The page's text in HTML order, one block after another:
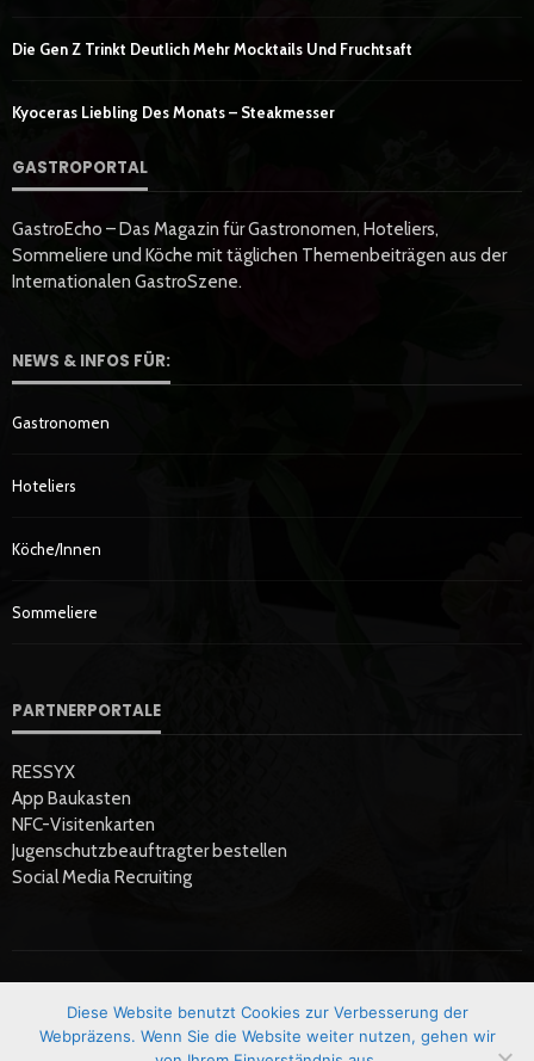
Die Gen Z Trinkt Deutlich Mehr Mocktails Und Fruchtsaft
Kyoceras Liebling Des Monats – Steakmesser
GASTROPORTAL
GastroEcho – Das Magazin für Gastronomen, Hoteliers,
Sommeliere und Köche mit täglichen Themenbeiträgen aus der
Internationalen GastroSzene.
NEWS & INFOS FÜR:
Gastronomen
Hoteliers
Köche/innen
Sommeliere
PARTNERPORTALE
RESSYX
App Baukasten
NFC-Visitenkarten
Jugenschutzbeauftragter bestellen
Social Media Recruiting
Startseite Datenschutzerklärung Hier Werben Impressum
Diese Website benutzt Cookies zur Verbesserung der
Webpräzens. Wenn Sie die Website weiter nutzen, gehen wir